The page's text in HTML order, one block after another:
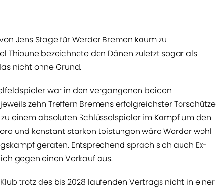
Jens Stage für Werder Bremen kaum zu
Thioune bezeichnete den Dänen zuletzt sogar als
nicht ohne Grund.
war in den vergangenen beiden
zehn Treffern Bremens erfolgreichster Torschütze
einem absoluten Schlüsselspieler im Kampf um den
und konstant starken Leistungen wäre Werder wohl
geraten. Entsprechend sprach sich auch Ex-
gegen einen Verkauf aus.
trotz des bis 2028 laufenden Vertrags nicht in einer